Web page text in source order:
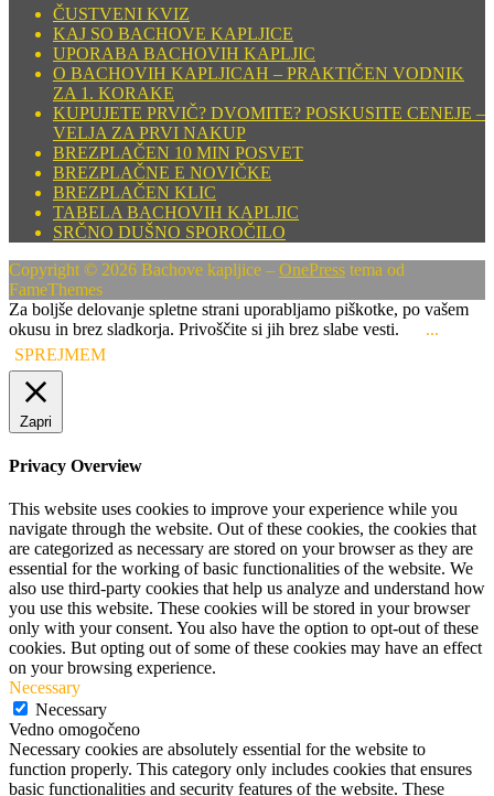
ČUSTVENI KVIZ
KAJ SO BACHOVE KAPLJICE
UPORABA BACHOVIH KAPLJIC
O BACHOVIH KAPLJICAH – PRAKTIČEN VODNIK
ZA 1. KORAKE
KUPUJETE PRVIČ? DVOMITE? POSKUSITE CENEJE –
VELJA ZA PRVI NAKUP
BREZPLAČEN 10 MIN POSVET
BREZPLAČNE E NOVIČKE
BREZPLAČEN KLIC
TABELA BACHOVIH KAPLJIC
SRČNO DUŠNO SPOROČILO
Copyright © 2026 Bachove kapljice – OnePress tema od
FameThemes
Za boljše delovanje spletne strani uporabljamo piškotke, po vašem
okusu in brez sladkorja. Privoščite si jih brez slabe vesti.
...
SPREJMEM
Zapri
Privacy Overview
This website uses cookies to improve your experience while you
navigate through the website. Out of these cookies, the cookies that
are categorized as necessary are stored on your browser as they are
essential for the working of basic functionalities of the website. We
also use third-party cookies that help us analyze and understand how
you use this website. These cookies will be stored in your browser
only with your consent. You also have the option to opt-out of these
cookies. But opting out of some of these cookies may have an effect
on your browsing experience.
Necessary
Necessary
Vedno omogočeno
Necessary cookies are absolutely essential for the website to
function properly. This category only includes cookies that ensures
basic functionalities and security features of the website. These